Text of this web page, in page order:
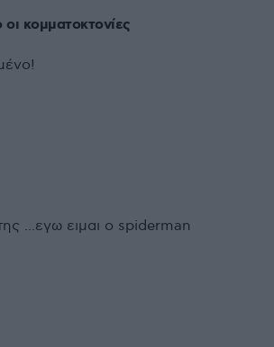
κομματοκτονίες
...εγω ειμαι ο spiderman